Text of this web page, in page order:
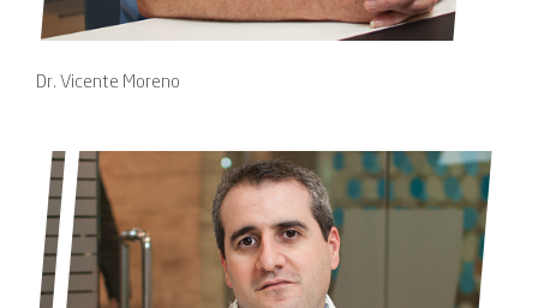
Dr. Vicente Moreno